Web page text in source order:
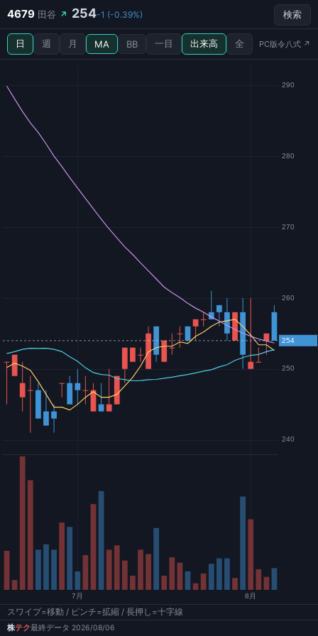
4679 田谷 ↗ 254-1 (-0.39%) 検索
日 週 月 MA BB 一目 出来高 全 PC版令八式 ↗
スワイプ=移動 / ピンチ=拡縮 / 長押し=十字線
株テク最終データ 2026/08/06